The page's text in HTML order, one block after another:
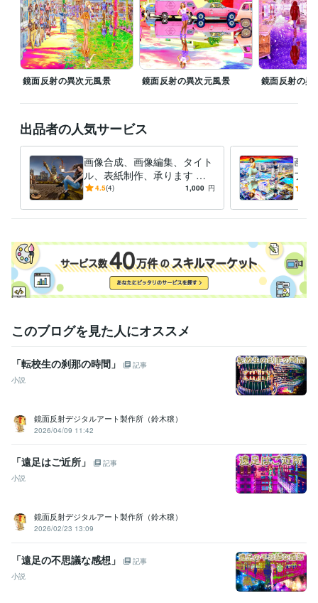
東京都立工芸高等学校 1988年3月 ~ 1990年2月
鏡面反射の異次元風景 鏡面反射の異次元風景 鏡面反射の異
出品者の人気サービス
画像合成、画像編集、タイト
ル、表紙制作、承ります シ
ュールで異次元な世界の空間
4.5(4) 1,000 円
画像
フト
で、
このブログを見た人にオススメ
「転校生の刹那の時間」
記事
小説
鏡面反射デジタルアート製作所（鈴木穣）
2026/04/09 11:42
「遠足はご近所」
記事
小説
鏡面反射デジタルアート製作所（鈴木穣）
2026/02/23 13:09
「遠足の不思議な感想」
記事
小説